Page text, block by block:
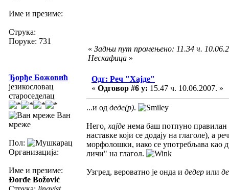
Име и презиме:
Струка:
Поруке: 731
« Задњи пут промењено: 11.34 ч.
Нескафица »
Ђорђе Божовић
језикословац
староседелац
Ван
мреже
Пол:
Организација:
Име и презиме:
Đorđe Božović
Одг: Реч "Хајде"
« Одговор #6 у: 15.47 ч. 10.06.2007. »
...и од деде(р).
Него, хајде нема баш потпуно
наставке који се додају на глаголе), а
морфолошки, иако се употребљава као
личи" на глагол.
Узгред, вероватно је онда и дедер или